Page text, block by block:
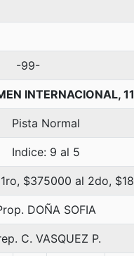
-99-
INTERNACIONAL,
Pista Normal
Indice: 9 al 5
$375000 al 2do,
DOÑA SOFIA
C. VASQUEZ P.